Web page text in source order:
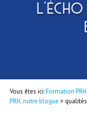
Vous êtes ici:Formation PRH
PRH, notre blogue >